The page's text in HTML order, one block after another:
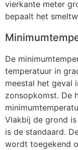
vierkante meter
bepaalt het
De
temperatuur in
meestal het geval
zonsopkomst. De
Vlakbij de grond
is de standaard.
wordt toegekend